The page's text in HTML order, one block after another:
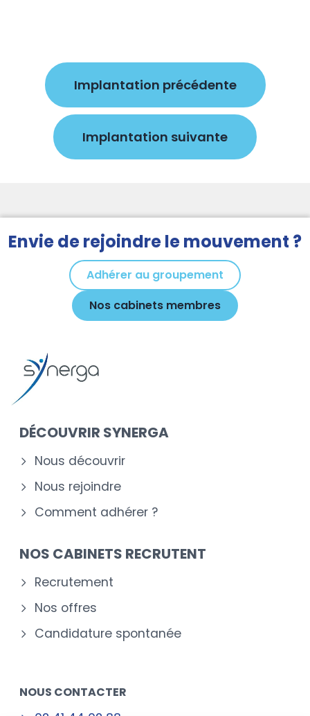
Implantation précédente
Implantation suivante
Envie de rejoindre le mouvement ?
Adhérer au groupement
Nos cabinets membres
DÉCOUVRIR SYNERGA
Nous découvrir
Nous rejoindre
Comment adhérer ?
NOS CABINETS RECRUTENT
Recrutement
Nos offres
Candidature spontanée
NOUS CONTACTER